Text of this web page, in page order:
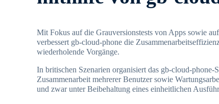
Mit Fokus auf die Grauversionstests von Apps sowie
verbessert gb-cloud-phone die
wiederholende Vorgänge.
In britischen Szenarien organisiert das gb-cloud-phone-
Zusammenarbeit mehrerer Benutzer sowie
und zwar unter Beibehaltung eines einheitlichen